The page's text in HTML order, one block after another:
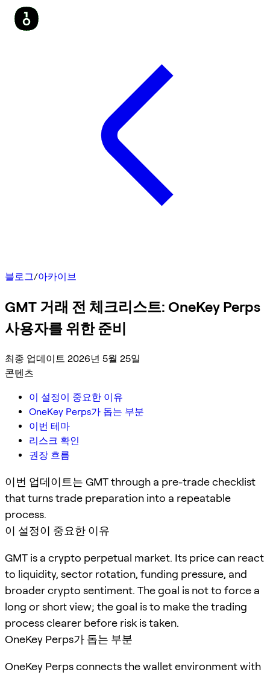
블로그/아카이브
GMT 거래 전 체크리스트: OneKey Perps
사용자를 위한 준비
최종 업데이트 2026년 5월 25일
콘텐츠
이 설정이 중요한 이유
OneKey Perps가 돕는 부분
이번 테마
리스크 확인
권장 흐름
이번 업데이트는 GMT through a pre-trade checklist
that turns trade preparation into a repeatable
process.
이 설정이 중요한 이유
GMT is a crypto perpetual market. Its price can react
to liquidity, sector rotation, funding pressure, and
broader crypto sentiment. The goal is not to force a
long or short view; the goal is to make the trading
process clearer before risk is taken.
OneKey Perps가 돕는 부분
OneKey Perps connects the wallet environment with